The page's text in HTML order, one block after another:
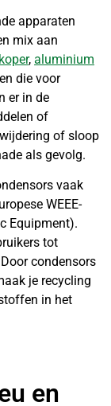
apparaten
mix aan
koper, aluminium
die voor
er in de
of
of sloop
als gevolg.
vaak
WEEE-
Equipment).
tot
condensors
je recycling
in het
en